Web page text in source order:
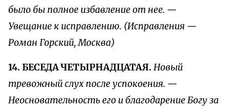
было бы полное избавление от нее. —
Увещание к исправлению. (Исправления —
Роман Горский, Москва)
14. БЕСЕДА ЧЕТЫРНАДЦАТАЯ. Новый
тревожный слух после успокоения. —
Неосновательность его и благодарение Богу за